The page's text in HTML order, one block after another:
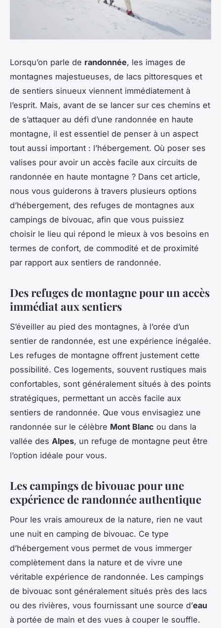
Lorsqu’on parle de randonnée, les images de
montagnes majestueuses, de lacs pittoresques et
de sentiers sinueux viennent immédiatement à
l’esprit. Mais, avant de se lancer sur ces chemins et
de s’attaquer au défi d’une randonnée en haute
montagne, il est essentiel de penser à un aspect
tout aussi important : l’hébergement. Où poser ses
valises pour avoir un accès facile aux circuits de
randonnée en haute montagne ? Dans cet article,
nous vous guiderons à travers plusieurs options
d’hébergement, des refuges de montagnes aux
campings de bivouac, afin que vous puissiez
choisir le lieu qui répond le mieux à vos besoins en
termes de confort, de commodité et de proximité
par rapport aux sentiers de randonnée.
Des refuges de montagne pour un accès
immédiat aux sentiers
S’éveiller au pied des montagnes, à l’orée d’un
sentier de randonnée, est une expérience inégalée.
Les refuges de montagne offrent justement cette
possibilité. Ces logements, souvent rustiques mais
confortables, sont généralement situés à des points
stratégiques, permettant un accès facile aux
sentiers de randonnée. Que vous envisagiez une
randonnée sur le célèbre Mont Blanc ou dans la
vallée des Alpes, un refuge de montagne peut être
l’option idéale pour vous.
Les campings de bivouac pour une
expérience de randonnée authentique
Pour les vrais amoureux de la nature, rien ne vaut
une nuit en camping de bivouac. Ce type
d’hébergement vous permet de vous immerger
complètement dans la nature et de vivre une
véritable expérience de randonnée. Les campings
de bivouac sont généralement situés près des lacs
ou des rivières, vous fournissant une source d’eau
à portée de main et des vues à couper le souffle.